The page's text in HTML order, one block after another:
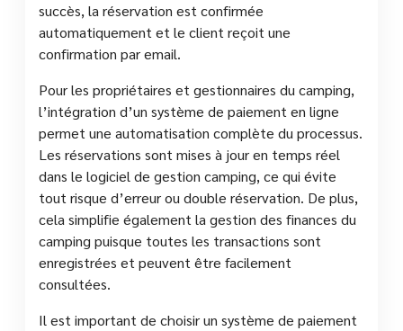
succès, la réservation est confirmée
automatiquement et le client reçoit une
confirmation par email.
Pour les propriétaires et gestionnaires du camping,
l’intégration d’un système de paiement en ligne
permet une automatisation complète du processus.
Les réservations sont mises à jour en temps réel
dans le logiciel de gestion camping, ce qui évite
tout risque d’erreur ou double réservation. De plus,
cela simplifie également la gestion des finances du
camping puisque toutes les transactions sont
enregistrées et peuvent être facilement
consultées.
Il est important de choisir un système de paiement